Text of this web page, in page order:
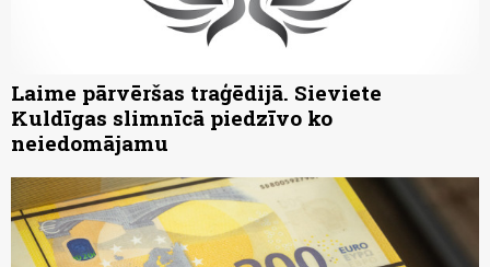
Laime pārvēršas traģēdijā. Sieviete
Kuldīgas slimnīcā piedzīvo ko
neiedomājamu